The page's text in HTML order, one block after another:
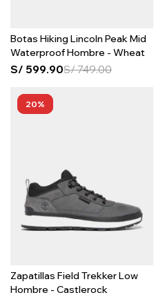
Botas Hiking Lincoln Peak Mid
Waterproof Hombre - Wheat
S/ 599.90S/749.00
20
Zapatillas Field Trekker Low
Hombre - Castlerock